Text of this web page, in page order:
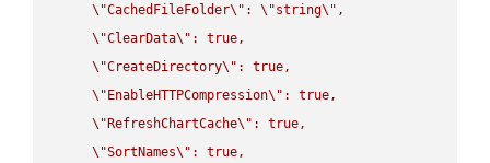
\"CachedFileFolder\" : \"string\" ,
\"ClearData\" : true,
\"CreateDirectory\" : true,
\" EnableHTTPCompression\" : true,
\" RefreshChartCache\" : true,
\"SortNames\" : true,